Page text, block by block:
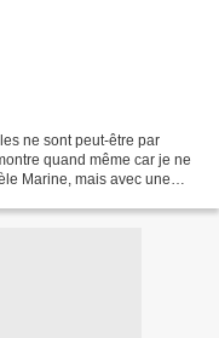
ne sont peut-être par
quand même car je ne
Marine, mais avec une